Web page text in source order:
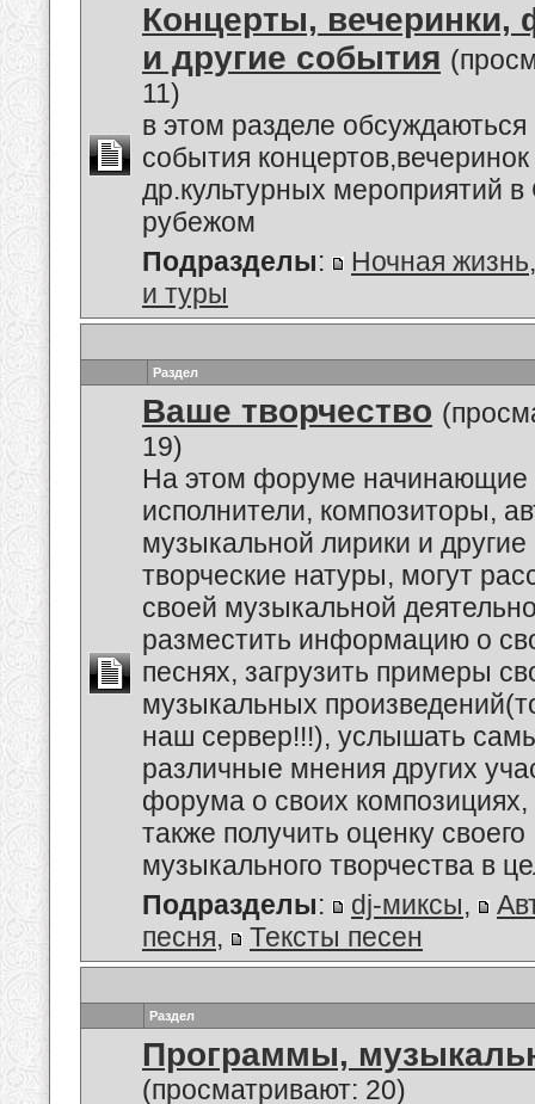
Концерты, вечеринки,
и другие события
11)
в этом разделе
события
др.культурных мероприятий
рубежом
Подразделы: Ночная жизнь
и туры
Раздел
Ваше творчество
19)
На этом форуме начинающие
исполнители, композиторы,
музыкальной лирики и другие
творческие натуры, могут
своей музыкальной
разместить информацию о
песнях, загрузить примеры
музыкальных
наш сервер!!!), услышать
различные мнения других
форума о своих композициях,
также получить оценку своего
музыкального творчества в
Подразделы: dj-миксы,
песня, Тексты песен
Раздел
Программы,
(просматривают: 20)